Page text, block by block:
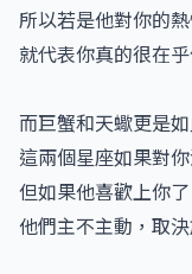
所以若是他對你的
就代表你真的很在乎
而巨蟹和天蠍更是如
這兩個星座如果對
但如果他喜歡上你
他們主不主動，取